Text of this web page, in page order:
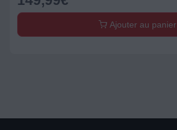
Ajouter au panier